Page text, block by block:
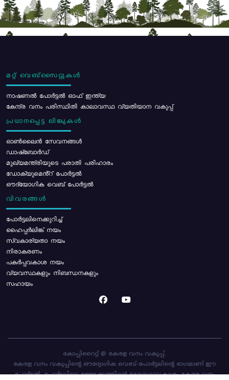
മറ്റ് വെബ്സൈറ്റുകൾ
നാഷണൽ പോർട്ടൽ ഓഫ് ഇന്ത്യ
കേന്ദ്ര വനം പരിസ്ഥിതി കാലാവസ്ഥ വ്യതിയാന വകുപ്പ്
പ്രധാനപ്പെട്ട ലിങ്കുകൾ
ഓൺലൈൻ സേവനങ്ങൾ
ഡാഷ്ബോർഡ്
മുഖ്യമന്ത്രിയുടെ പരാതി പരിഹാരം
ഡോക്യുമെൻ്റ് പോർട്ടൽ
ഔദ്യോഗിക വെബ് പോർട്ടൽ
വിവരങ്ങൾ
പോര്‍ട്ടലിനെക്കുറിച്ച്
ഹൈപ്പർലിങ്ക് നയം
സ്വകാര്യതാ നയം
നിരാകരണം
പകർപ്പവകാശ നയം
വ്യവസ്ഥകളും നിബന്ധനകളും
സഹായം
കോപ്പിറൈറ്റ് @ കേരള വനം വകുപ്പ്.
കേരള വനം വകുപ്പിന്റെ ഔദ്യോഗിക വെബ്-പോർട്ടലിന്റെ ഭാഗമാണ് ഈ
പോർട്ടൽ. പോർട്ടലിലെ ഉള്ളടക്കത്തിന്റെ ഉടമസ്ഥാവകാശം കേരള വനം